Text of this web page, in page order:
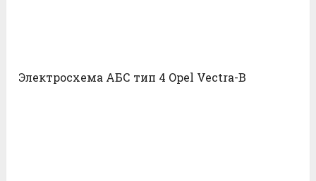
Электросхема АБС тип 4 Opel Vectra-B